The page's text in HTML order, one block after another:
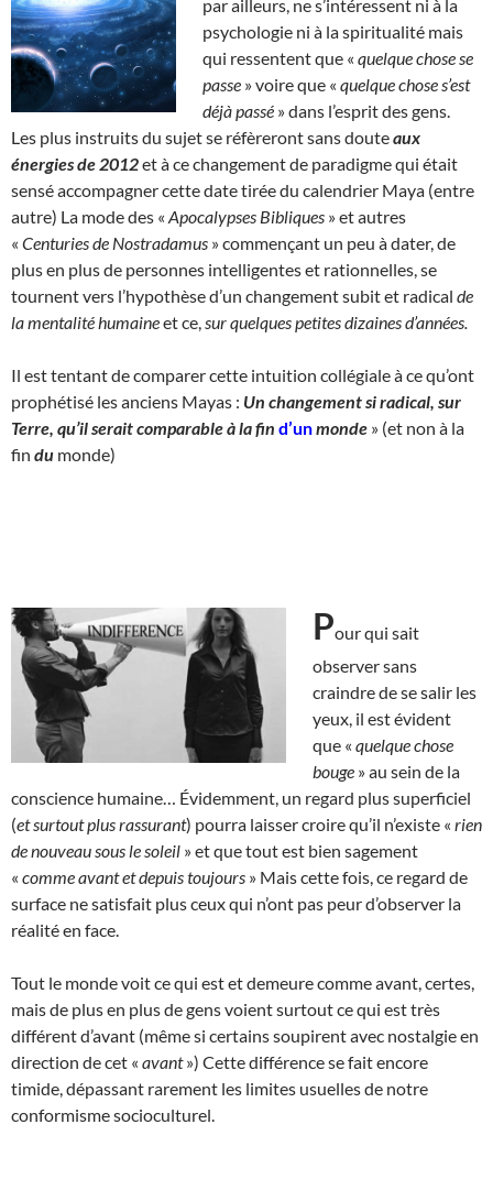
par ailleurs, ne s’intéressent ni à la
psychologie ni à la spiritualité mais
qui ressentent que « quelque chose se
passe » voire que « quelque chose s’est
déjà passé » dans l’esprit des gens.
Les plus instruits du sujet se réfèreront sans douteaux
énergies de 2012et à ce changement de paradigme qui était
sensé accompagner cette date tirée du calendrier Maya (entre
autre) La mode des « Apocalypses Bibliques » et autres
« Centuries de Nostradamus » commençant un peu à dater, de
plus en plus de personnes intelligentes et rationnelles, se
tournent vers l’hypothèse d’un changement subit et radical de
la mentalité humaineet ce, sur quelques petites dizaines d’années.
Il est tentant de comparer cette intuition collégiale à ce qu’ont
prophétisé les anciens Mayas : Un changement si radical, sur
Terre, qu’il serait comparable à la fin d’unmonde » (et non à la
fin du monde)
Pour qui sait
observer sans
craindre de se salir les
yeux, il est évident
que « quelque chose
bouge » au sein de la
conscience humaine… Évidemment, un regard plus superficiel
(et surtout plus rassurant) pourra laisser croire qu’il n’existe « rien
de nouveau sous le soleil » et que tout est bien sagement
« comme avant et depuis toujours » Mais cette fois, ce regard de
surface ne satisfait plus ceux qui n’ont pas peur d’observer la
réalité en face.
Tout le monde voit ce qui est et demeure comme avant, certes,
mais de plus en plus de gens voient surtout ce qui est très
différent d’avant (même si certains soupirent avec nostalgie en
direction de cet « avant») Cette différence se fait encore
timide, dépassant rarement les limites usuelles de notre
conformisme socioculturel.